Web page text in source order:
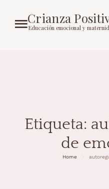
Crianza
Educación emocional y
Etiqueta:
de
Home